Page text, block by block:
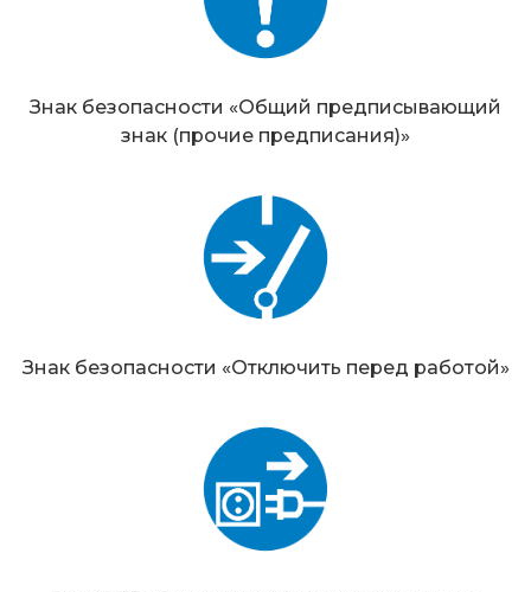
Знак безопасности «Общий предписывающий
знак (прочие предписания)»
Знак безопасности «Отключить перед работой»